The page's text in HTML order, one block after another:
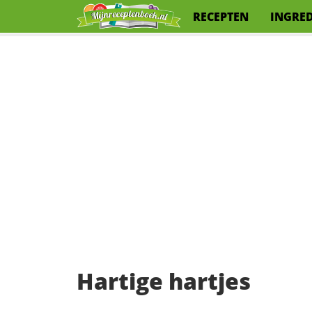
RECEPTEN
Hartige hartjes